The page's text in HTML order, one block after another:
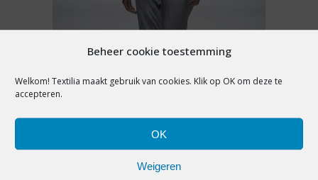
Beheer cookie toestemming
Welkom! Textilia maakt gebruik van cookies. Klik op OK om deze te
accepteren.
OK
Weigeren
MODETRENDS
KLASSIEKERS EN FUTURISME:
MANNENMODETRENDS VOOR
HERFST-WINTER 2024-2025